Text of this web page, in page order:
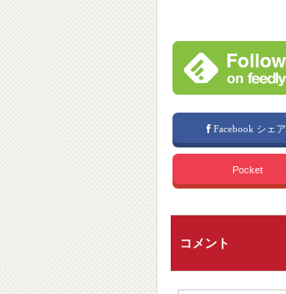
Facebook シェア
Pocket
コメント